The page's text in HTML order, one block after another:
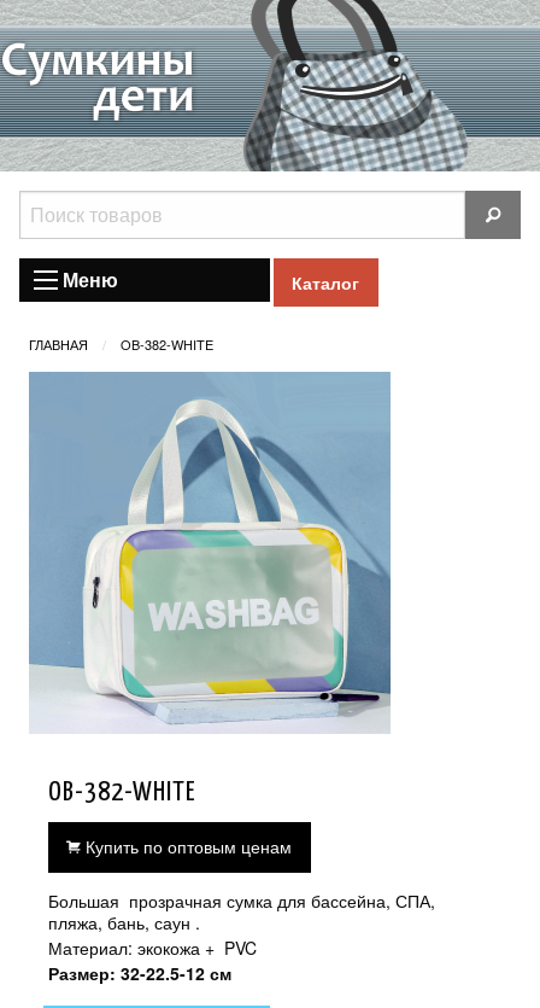
Меню Каталог
ГЛАВНАЯ OB-382-WHITE
OB-382-WHITE
Купить по оптовым ценам
Большая прозрачная сумка для бассейна, СПА,
пляжа, бань, саун .
Материал: экокожа + PVC
Размер: 32-22.5-12 см